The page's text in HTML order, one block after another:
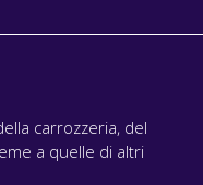
carrozzeria, del
a quelle di altri